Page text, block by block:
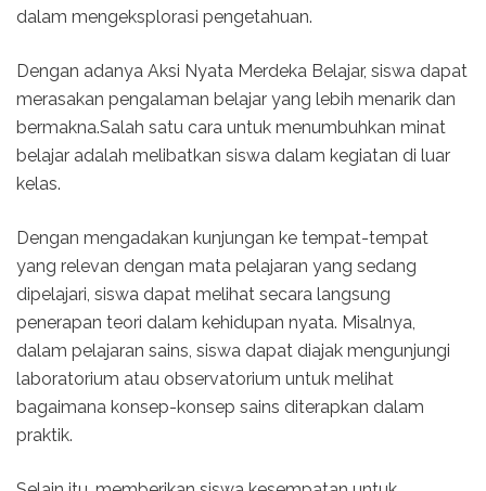
dalam mengeksplorasi pengetahuan.
Dengan adanya Aksi Nyata Merdeka Belajar, siswa dapat
merasakan pengalaman belajar yang lebih menarik dan
bermakna.Salah satu cara untuk menumbuhkan minat
belajar adalah melibatkan siswa dalam kegiatan di luar
kelas.
Dengan mengadakan kunjungan ke tempat-tempat
yang relevan dengan mata pelajaran yang sedang
dipelajari, siswa dapat melihat secara langsung
penerapan teori dalam kehidupan nyata. Misalnya,
dalam pelajaran sains, siswa dapat diajak mengunjungi
laboratorium atau observatorium untuk melihat
bagaimana konsep-konsep sains diterapkan dalam
praktik.